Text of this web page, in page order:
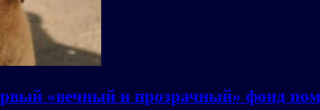
«вечный и прозрачный» фонд